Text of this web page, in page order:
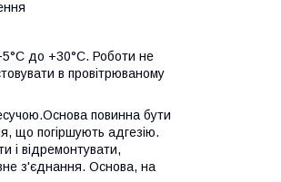
до +30°C. Роботи не
в провітрюваному
повинна бути
що погіршують адгезію.
і відремонтувати,
з'єднання. Основа, на